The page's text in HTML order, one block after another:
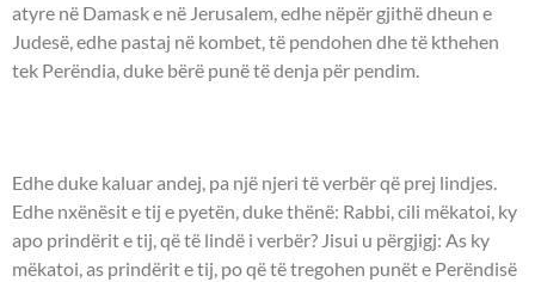
atyre në Damask e në Jerusalem, edhe nëpër gjithë dheun e
Judesë, edhe pastaj në kombet, të pendohen dhe të kthehen
tek Perëndia, duke bërë punë të denja për pendim.
Edhe duke kaluar andej, pa një njeri të verbër që prej lindjes.
Edhe nxënësit e tij e pyetën, duke thënë: Rabbi, cili mëkatoi, ky
apo prindërit e tij, që të lindë i verbër? Jisui u përgjigj: As ky
mëkatoi, as prindërit e tij, po që të tregohen punët e Perëndisë